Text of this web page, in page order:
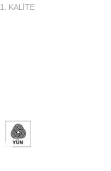
1. KALİTE